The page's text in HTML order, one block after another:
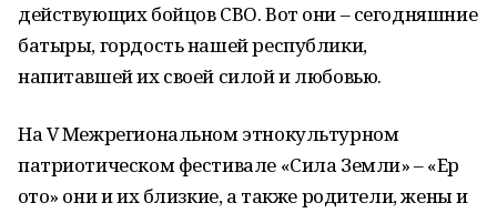
действующих бойцов СВО. Вот они – сегодняшние
батыры, гордость нашей республики,
напитавшей их своей силой и любовью.
На V Межрегиональном этнокультурном
патриотическом фестивале «Сила Земли» – «Ер
ҡото» они и их близкие, а также родители, жены и